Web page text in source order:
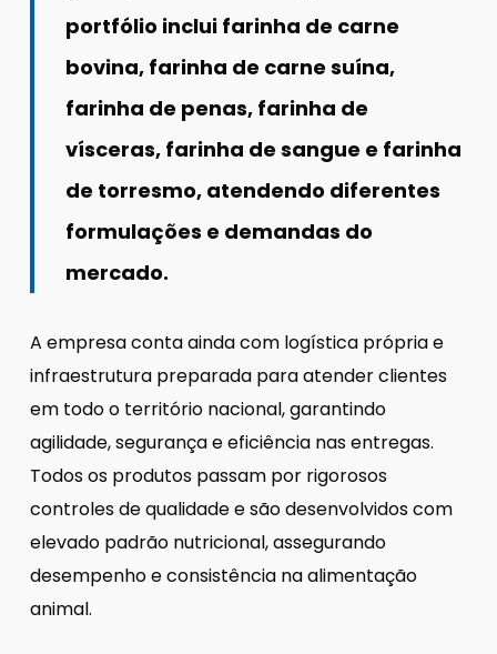
portfólio inclui farinha de carne
bovina, farinha de carne suína,
farinha de penas, farinha de
vísceras, farinha de sangue e farinha
de torresmo, atendendo diferentes
formulações e demandas do
mercado.
A empresa conta ainda com logística própria e
infraestrutura preparada para atender clientes
em todo o território nacional, garantindo
agilidade, segurança e eficiência nas entregas.
Todos os produtos passam por rigorosos
controles de qualidade e são desenvolvidos com
elevado padrão nutricional, assegurando
desempenho e consistência na alimentação
animal.